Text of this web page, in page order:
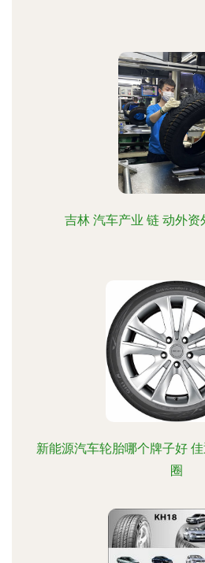
吉林 汽车产业 链 动外
新能源汽车轮胎哪个牌子好
圈